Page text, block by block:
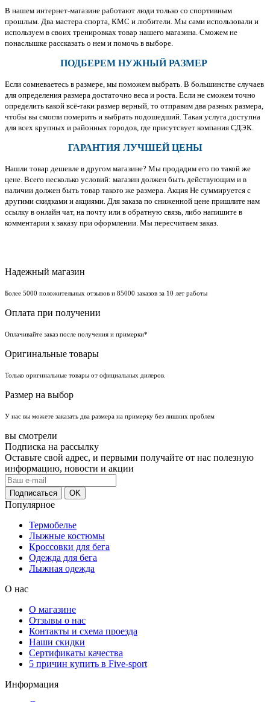
В нашем интернет-магазине работают люди только со спортивным
прошлым. Два мастера спорта, КМС и любители. Мы сами использовали и
используем в своих тренировках товар нашего магазина. Сможем не
понаслышке рассказать о нем и помочь в выборе.
ПОДБЕРЕМ НУЖНЫЙ РАЗМЕР
Если сомневаетесь в размере, мы поможем выбрать. В большинстве случаев
для определения размера достаточно веса и роста. Если не сможем точно
определить какой всё-таки размер верный, то отправим два разных размера,
чтобы вы смогли померить и выбрать подошедший. Такая услуга доступна
для всех крупных и районных городов, где присутсвует компания СДЭК.
ГАРАНТИЯ ЛУЧШЕЙ ЦЕНЫ
Нашли товар дешевле в другом магазине? Мы продадим его по такой же
цене. Всего несколько условий: магазин должен быть действующим и в
наличии должен быть товар такого же размера. Акция Не суммируется с
другими скидками и акциями. Для заказа по сниженной цене пришлите нам
ссылку в онлайн чат, на почту или в обратную связь, либо напишите в
комментарии к заказу при оформлении. Мы пересчитаем заказ.
Надежный магазин
Более 5000 положительных отзывов и 85000 заказов за 10 лет работы
Оплата при получении
Оплачивайте заказ после получения и примерки*
Оригинальные товары
Только оригинальные товары от официальных дилеров.
Размер на выбор
У нас вы можете заказать два размера на примерку без лишних проблем
вы смотрели
Подписка на рассылку
Оставьте свой адрес, и первыми получайте от нас полезную
информацию, новости и акции
Популярное
Термобелье
Лыжные костюмы
Кроссовки для бега
Одежда для бега
Лыжная одежда
О нас
О магазине
Отзывы о нас
Контакты и схема проезда
Наши скидки
Сертификаты качества
5 причин купить в Five-sport
Информация